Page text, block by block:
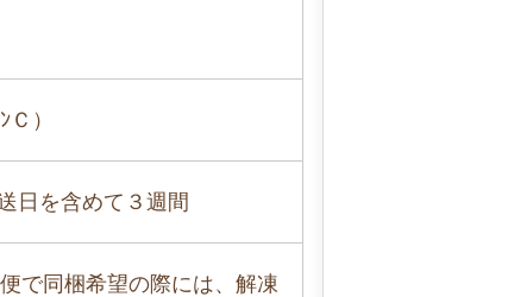
）
日を含めて３週間
で同梱希望の際には、解凍